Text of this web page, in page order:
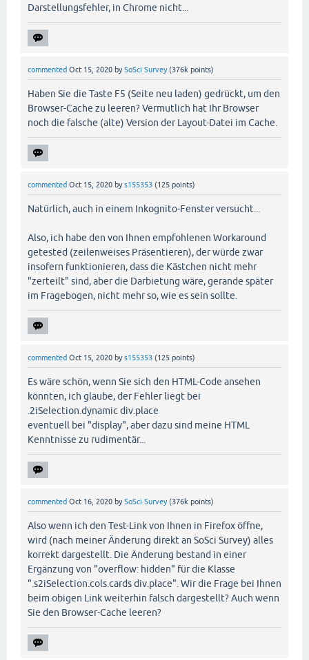
Darstellungsfehler, in Chrome nicht...
commented Oct 15, 2020 bySoSci Survey (376k points)
Haben Sie die Taste F5 (Seite neu laden) gedrückt, um den
Browser-Cache zu leeren? Vermutlich hat Ihr Browser
noch die falsche (alte) Version der Layout-Datei im Cache.
commented Oct 15, 2020 bys155353 (125 points)
Natürlich, auch in einem Inkognito-Fenster versucht...
Also, ich habe den von Ihnen empfohlenen Workaround
getested (zeilenweises Präsentieren), der würde zwar
insofern funktionieren, dass die Kästchen nicht mehr
"zerteilt" sind, aber die Darbietung wäre, gerande später
im Fragebogen, nicht mehr so, wie es sein sollte.
commented Oct 15, 2020 bys155353 (125 points)
Es wäre schön, wenn Sie sich den HTML-Code ansehen
könnten, ich glaube, der Fehler liegt bei
.2iSelection.dynamic div.place
eventuell bei "display", aber dazu sind meine HTML
Kenntnisse zu rudimentär...
commented Oct 16, 2020 bySoSci Survey (376k points)
Also wenn ich den Test-Link von Ihnen in Firefox öffne,
wird (nach meiner Änderung direkt an SoSci Survey) alles
korrekt dargestellt. Die Änderung bestand in einer
Ergänzung von "overflow: hidden" für die Klasse
".s2iSelection.cols.cards div.place". Wir die Frage bei Ihnen
beim obigen Link weiterhin falsch dargestellt? Auch wenn
Sie den Browser-Cache leeren?